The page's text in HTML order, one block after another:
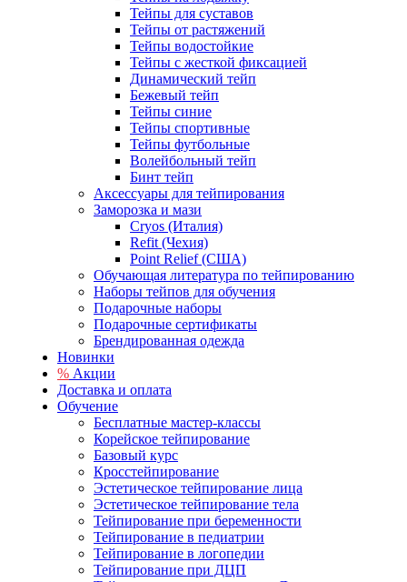
Тейпы для суставов
Тейпы от растяжений
Тейпы водостойкие
Тейпы с жесткой фиксацией
Динамический тейп
Бежевый тейп
Тейпы синие
Тейпы спортивные
Тейпы футбольные
Волейбольный тейп
Бинт тейп
Аксессуары для тейпирования
Заморозка и мази
Cryos (Италия)
Refit (Чехия)
Point Relief (США)
Обучающая литература по тейпированию
Наборы тейпов для обучения
Подарочные наборы
Подарочные сертификаты
Брендированная одежда
Новинки
% Акции
Доставка и оплата
Обучение
Бесплатные мастер-классы
Корейское тейпирование
Базовый курс
Кросстейпирование
Эстетическое тейпирование лица
Эстетическое тейпирование тела
Тейпирование при беременности
Тейпирование в педиатрии
Тейпирование в логопедии
Тейпирование при ДЦП